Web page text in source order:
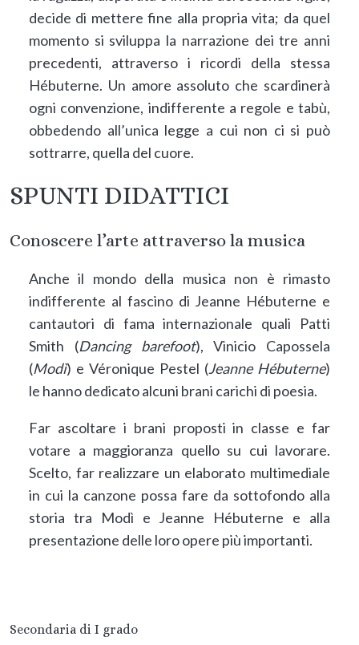
decide di mettere fine alla propria vita; da quel
momento si sviluppa la narrazione dei tre anni
precedenti, attraverso i ricordi della stessa
Hébuterne. Un amore assoluto che scardinerà
ogni convenzione, indifferente a regole e tabù,
obbedendo all’unica legge a cui non ci si può
sottrarre, quella del cuore.
SPUNTI DIDATTICI
Conoscere l’arte attraverso la musica
Anche il mondo della musica non è rimasto
indifferente al fascino di Jeanne Hébuterne e
cantautori di fama internazionale quali Patti
Smith (Dancing barefoot), Vinicio Capossela
(Modì) e Véronique Pestel (Jeanne Hébuterne)
le hanno dedicato alcuni brani carichi di poesia.
Far ascoltare i brani proposti in classe e far
votare a maggioranza quello su cui lavorare.
Scelto, far realizzare un elaborato multimediale
in cui la canzone possa fare da sottofondo alla
storia tra Modì e Jeanne Hébuterne e alla
presentazione delle loro opere più importanti.
Secondaria di I grado